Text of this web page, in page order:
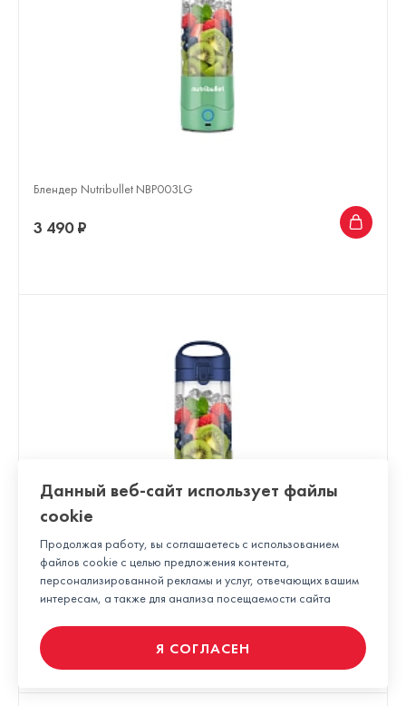
Блендер Nutribullet NBP003LG
3 490 ₽
Блендер Nutribullet NBP003NBL
3 490 ₽
Данный веб-сайт использует файлы
cookie
Продолжая работу, вы соглашаетесь с использованием
файлов cookie с целью предложения контента,
персонализированной рекламы и услуг, отвечающих вашим
интересам, а также для анализа посещаемости сайта
Я СОГЛАСЕН